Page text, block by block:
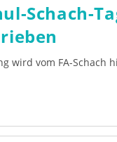
Schach-
wird vom FA-Schach